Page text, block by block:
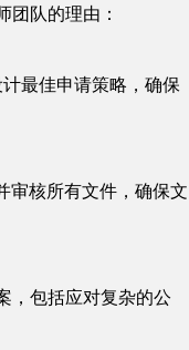
队的理由：
最佳申请策略，确保
审核所有文件，确保文
，包括应对复杂的公